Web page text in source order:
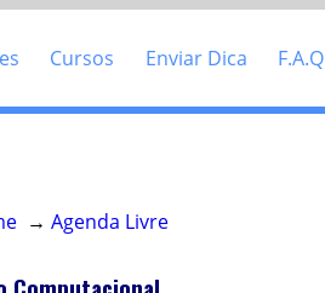
Cursos Enviar Dica F.A.Q
→ Agenda Livre